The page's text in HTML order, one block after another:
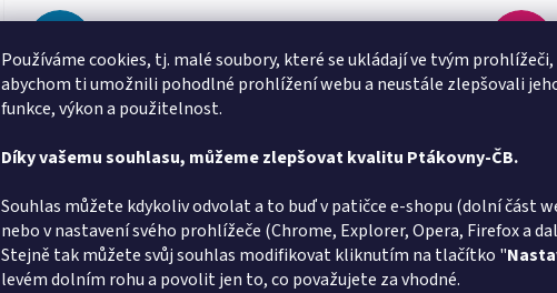
Používáme cookies, tj. malé soubory, které se ukládají ve tvým prohlížeči,
abychom ti umožnili pohodlné prohlížení webu a neustále zlepšovali
funkce, výkon a použitelnost.
Díky vašemu souhlasu, můžeme zlepšovat kvalitu Ptákovny-ČB.
Souhlas můžete kdykoliv odvolat a to buď v patičce e-shopu (dolní část
nebo v nastavení svého prohlížeče (Chrome, Explorer, Opera, Firefox a
Stejně tak můžete svůj souhlas modifikovat kliknutím na tlačítko "
levém dolním rohu a povolit jen to, co považujete za vhodné.
Pavlina Kubišová
Hodnocení obchodu je 5 z 5 hvězdiček.
8.8.2026
Doporučuji, super komunikace a rychlé dodání. Rychlé
AT Alena Trchova
Vše v pořádku
JZ
Rychlé